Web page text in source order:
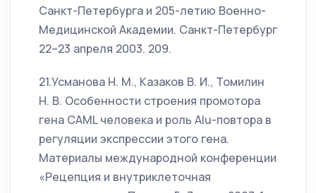
Санкт-Петербурга и 205-летию Военно-
Медицинской Академии. Санкт-Петербург
22–23 апреля 2003. 209.
21.Усманова Н. М., Казаков В. И., Томилин
Н. В. Особенности строения промотора
гена CAML человека и роль Alu-повтора в
регуляции экспрессии этого гена.
Материалы международной конференции
«Рецепция и внутриклеточная